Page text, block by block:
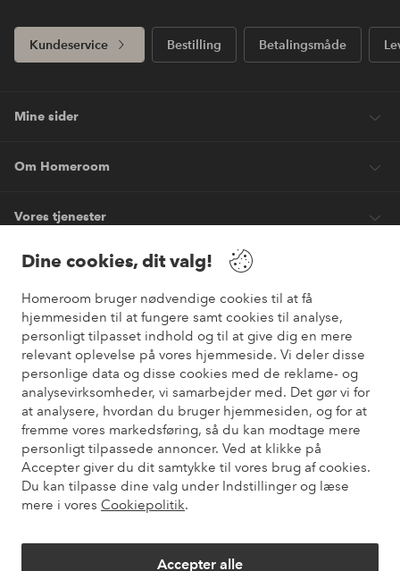
Dine cookies, dit valg!
Homeroom bruger nødvendige cookies til at få
hjemmesiden til at fungere samt cookies til analyse,
personligt tilpasset indhold og til at give dig en mere
relevant oplevelse på vores hjemmeside. Vi deler disse
personlige data og disse cookies med de reklame- og
analysevirksomheder, vi samarbejder med. Det gør vi for
at analysere, hvordan du bruger hjemmesiden, og for at
fremme vores markedsføring, så du kan modtage mere
personligt tilpassede annoncer. Ved at klikke på
Accepter giver du dit samtykke til vores brug af cookies.
Du kan tilpasse dine valg under Indstillinger og læse
mere i vores Cookiepolitik.
Accepter alle
Kundeservice Bestilling Betalingsmåde
Mine sider
Om Homeroom
Vores tjenester
Vilkår
Venner
Sikre betalinger
Vil du vide mere om vores betalingsmuligheder ?
elpy